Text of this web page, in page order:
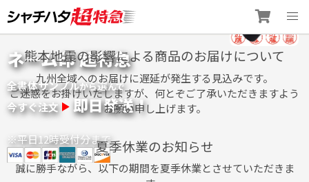
to
content
ネーム印 超特急
全書体サンプルから選んで
今すぐ注文 即日発送！
※平日12時受付分まで
熊本地震の影響による商品のお届けについて
九州全域へのお届けに遅延が発生する見込みです。
ご迷惑をお掛けいたしますが、何とぞご了承いただきますよう
お願い申し上げます。
夏季休業のお知らせ
誠に勝手ながら、以下の期間を夏季休業とさせていただきま